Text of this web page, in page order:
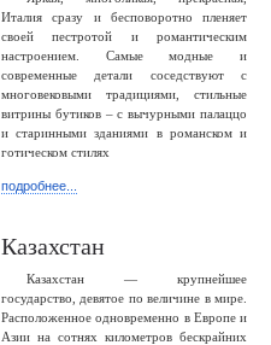
Италия сразу и бесповоротно пленяет
своей пестротой и романтическим
настроением. Самые модные и
современные детали соседствуют с
многовековыми традициями, стильные
витрины бутиков – с вычурными палаццо
и старинными зданиями в романском и
готическом стилях
подробнее...
Казахстан
Казахстан — крупнейшее
государство, девятое по величине в мире.
Расположенное одновременно в Европе и
Азии на сотнях километров бескрайних